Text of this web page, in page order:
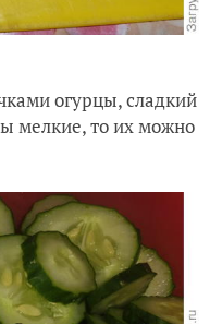
огурцы, сладкий
мелкие, то их можно